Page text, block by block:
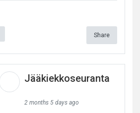
Share
Jääkiekkoseuranta
2 months 5 days ago